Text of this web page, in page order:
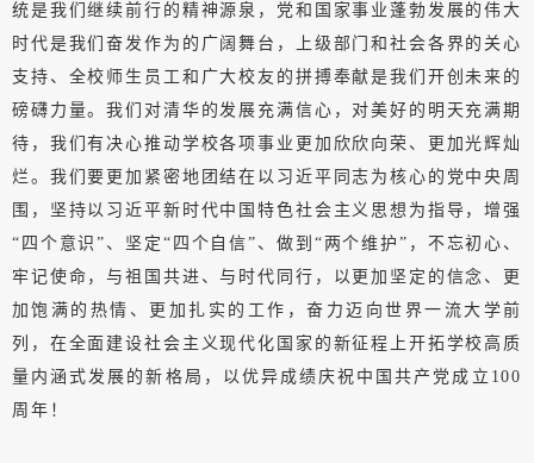
统是我们继续前行的精神源泉，党和国家事业蓬勃发展的伟大
时代是我们奋发作为的广阔舞台，上级部门和社会各界的关心
支持、全校师生员工和广大校友的拼搏奉献是我们开创未来的
磅礴力量。我们对清华的发展充满信心，对美好的明天充满期
待，我们有决心推动学校各项事业更加欣欣向荣、更加光辉灿
烂。我们要更加紧密地团结在以习近平同志为核心的党中央周
围，坚持以习近平新时代中国特色社会主义思想为指导，增强
“四个意识”、坚定“四个自信”、做到“两个维护”，不忘初心、
牢记使命，与祖国共进、与时代同行，以更加坚定的信念、更
加饱满的热情、更加扎实的工作，奋力迈向世界一流大学前
列，在全面建设社会主义现代化国家的新征程上开拓学校高质
量内涵式发展的新格局，以优异成绩庆祝中国共产党成立100
周年！